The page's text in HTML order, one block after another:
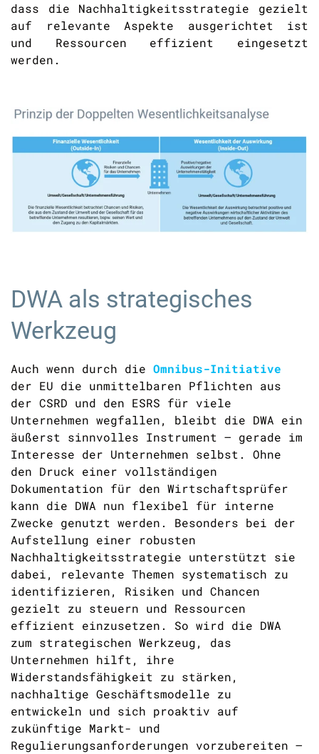
dass die Nachhaltigkeitsstrategie gezielt
auf relevante Aspekte ausgerichtet ist
und Ressourcen effizient eingesetzt
werden.
DWA als strategisches
Werkzeug
Auch wenn durch die Omnibus-Initiative
der EU die unmittelbaren Pflichten aus
der CSRD und den ESRS für viele
Unternehmen wegfallen, bleibt die DWA ein
äußerst sinnvolles Instrument – gerade im
Interesse der Unternehmen selbst. Ohne
den Druck einer vollständigen
Dokumentation für den Wirtschaftsprüfer
kann die DWA nun flexibel für interne
Zwecke genutzt werden. Besonders bei der
Aufstellung einer robusten
Nachhaltigkeitsstrategie unterstützt sie
dabei, relevante Themen systematisch zu
identifizieren, Risiken und Chancen
gezielt zu steuern und Ressourcen
effizient einzusetzen. So wird die DWA
zum strategischen Werkzeug, das
Unternehmen hilft, ihre
Widerstandsfähigkeit zu stärken,
nachhaltige Geschäftsmodelle zu
entwickeln und sich proaktiv auf
zukünftige Markt- und
Regulierungsanforderungen vorzubereiten –